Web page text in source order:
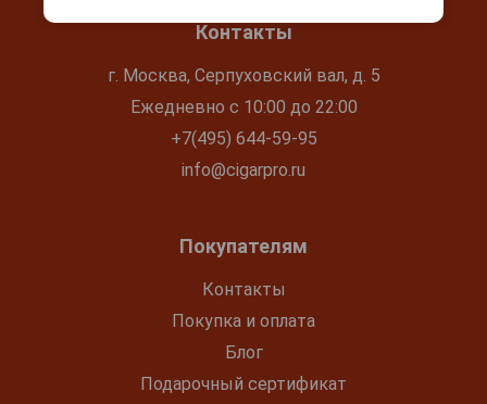
Контакты
г. Москва, Серпуховский вал, д. 5
Ежедневно с 10:00 до 22:00
+7(495) 644-59-95
info@cigarpro.ru
Покупателям
Контакты
Покупка и оплата
Блог
Подарочный сертификат